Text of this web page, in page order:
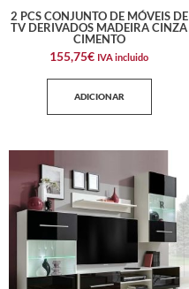
2 PCS CONJUNTO DE MÓVEIS DE
TV DERIVADOS MADEIRA CINZA
CIMENTO
155,75€ IVA incluido
ADICIONAR